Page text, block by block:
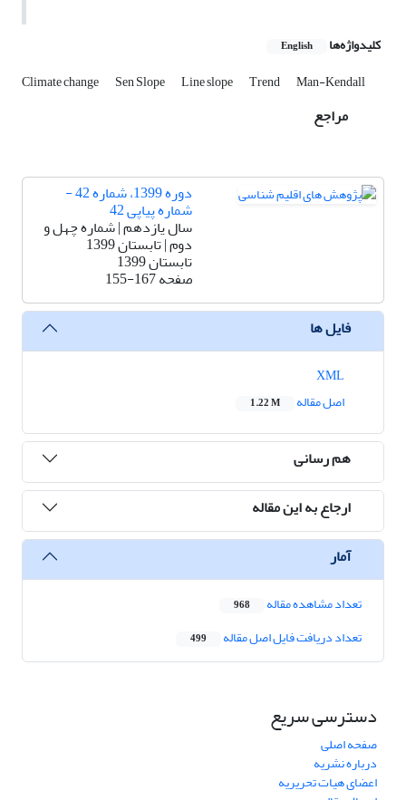
کلیدواژه‌ها English
Climate change Sen Slope Line slope Trend Man-Kendall
مراجع
دوره 1399، شماره 42 -
شماره پیاپی 42
سال یازدهم | شماره چهل و
دوم | تابستان 1399
تابستان 1399
صفحه155-167
فایل ها
اصل مقاله
1.22 M
هم رسانی
ارجاع به این مقاله
آمار
تعداد مشاهده مقاله 968
تعداد دریافت فایل اصل مقاله 499
دسترسی سریع
صفحه اصلی
درباره نشریه
اعضای هیات تحریریه